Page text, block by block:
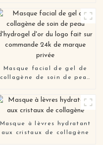
Masque facial de gel de
collagène de soin de peau
fait sur commande 24k de
marque privée
Masque à lèvres hydratant
aux cristaux de collagène